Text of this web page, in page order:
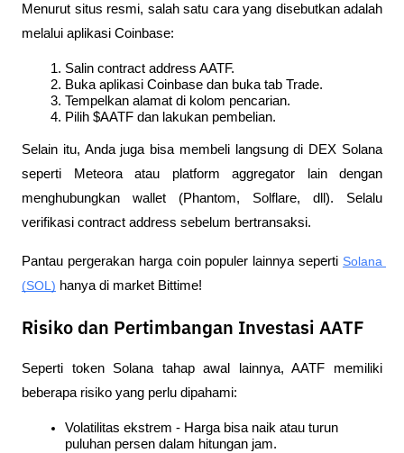
Menurut situs resmi, salah satu cara yang disebutkan adalah
melalui aplikasi Coinbase:
Salin contract address AATF.
Buka aplikasi Coinbase dan buka tab Trade.
Tempelkan alamat di kolom pencarian.
Pilih $AATF dan lakukan pembelian.
Selain itu, Anda juga bisa membeli langsung di DEX Solana
seperti Meteora atau platform aggregator lain dengan
menghubungkan wallet (Phantom, Solflare, dll). Selalu
verifikasi contract address sebelum bertransaksi.
Pantau pergerakan harga coin populer lainnya seperti Solana
(SOL) hanya di market Bittime!
Risiko dan Pertimbangan Investasi AATF
Seperti token Solana tahap awal lainnya, AATF memiliki
beberapa risiko yang perlu dipahami:
Volatilitas ekstrem - Harga bisa naik atau turun
puluhan persen dalam hitungan jam.